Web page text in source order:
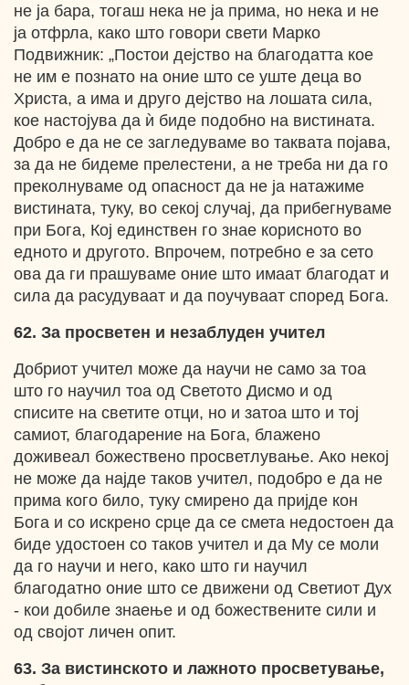
не ја бара, тогаш нека не ја прима, но нека и не
ја отфрла, како што говори свети Марко
Подвижник: „Постои дејство на благодатта кое
не им е познато на оние што се уште деца во
Христа, а има и друго дејство на лошата сила,
кое настојува да ѝ биде подобно на вистината.
Добро е да не се загледуваме во таквата појава,
за да не бидеме прелестени, а не треба ни да го
преколнуваме од опасност да не ја натажиме
вистината, туку, во секој случај, да прибегнуваме
при Бога, Кој единствен го знае корисното во
едното и другото. Впрочем, потребно е за сето
ова да ги прашуваме оние што имаат благодат и
сила да расудуваат и да поучуваат според Бога.
62. За просветен и незаблуден учител
Добриот учител може да научи не само за тоа
што го научил тоа од Светото Дисмо и од
списите на светите отци, но и затоа што и тој
самиот, благодарение на Бога, блажено
доживеал божествено просветлување. Ако некој
не може да најде таков учител, подобро е да не
прима кого било, туку смирено да пријде кон
Бога и со искрено срце да се смета недостоен да
биде удостоен со таков учител и да Му се моли
да го научи и него, како што ги научил
благодатно оние што се движени од Светиот Дух
- кои добиле знаење и од божествените сили и
од својот личен опит.
63. За вистинското и лажното просветување,